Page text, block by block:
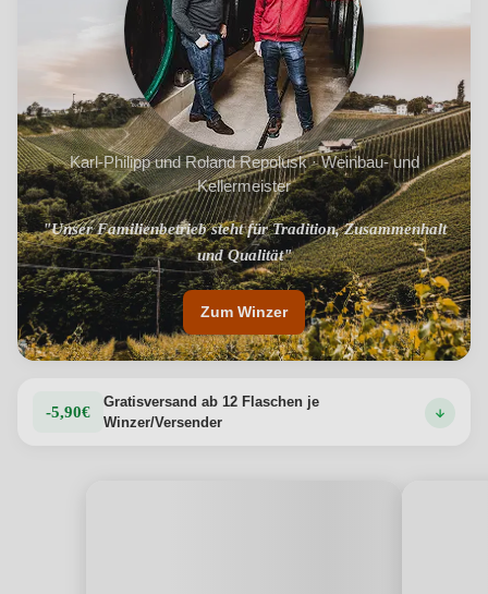
Karl-Philipp und Roland Repolusk · Weinbau- und
Kellermeister
"Unser Familienbetrieb steht für Tradition, Zusammenhalt
und Qualität"
Zum Winzer
-5,90€
Gratisversand ab 12 Flaschen je
Winzer/Versender